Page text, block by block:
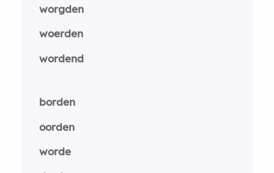
worgden
woerden
wordend
borden
oorden
worde